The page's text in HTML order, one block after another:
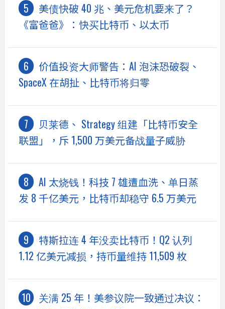
美债快破 40 兆、美元危机要来了？
《富爸爸》：快买比特币、以太币
价值投资大师警告：AI 泡沫恐破裂、
SpaceX 在胡扯、比特币将归零
贝莱德、 Strategy 组建「比特币安全
联盟」，斥 1,500 万美元备战量子威胁
AI 太烧钱！科技 7 雄遭血洗、单日蒸
发 8 千亿美元，比特币却稳守 6.5 万美元
特斯拉连 4 年没卖比特币！Q2 认列
1.12 亿美元减损，持币量维持 11,509 枚
关满 25 年！美参议院一致通过决议：